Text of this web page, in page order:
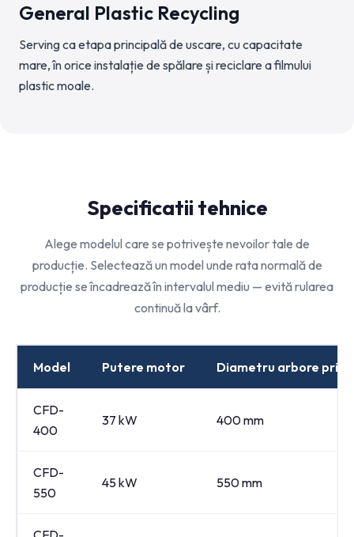
General Plastic Recycling
Serving ca etapa principală de uscare, cu capacitate
mare, în orice instalație de spălare și reciclare a filmului
plastic moale.
Specificatii tehnice
Alege modelul care se potrivește nevoilor tale de
producție. Selectează un model unde rata normală de
producție se încadrează în intervalul mediu — evită rularea
continuă la vârf.
Model Putere motor Diametru arbore
CFD-
400
37 kW 400 mm
CFD-
550
45 kW 550 mm